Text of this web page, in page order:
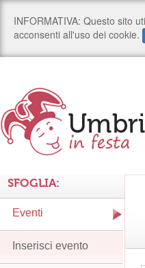
SFOGLIA:
Eventi
Inserisci evento